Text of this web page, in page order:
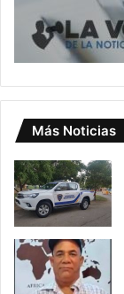
Más Noticias